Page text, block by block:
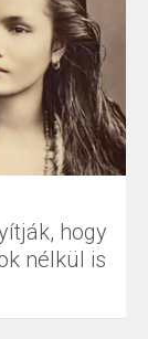
hogy
nélkül is